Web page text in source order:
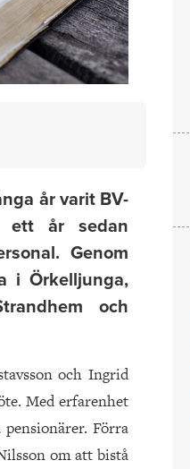
år varit BV-
ett år sedan
Genom
i Örkelljunga,
och
och Ingrid
Med erfarenhet
Förra
om att bistå